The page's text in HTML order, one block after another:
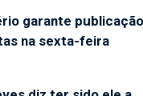
garante publicação
na sexta-feira